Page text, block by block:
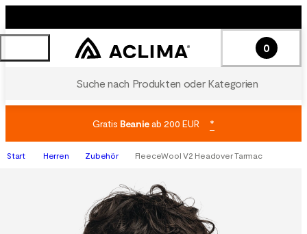
Suche nach Produkten oder Kategorien
0
Gratis Beanieab 200 EUR *
Start Herren Zubehör FleeceWool V2 Headover Tarmac